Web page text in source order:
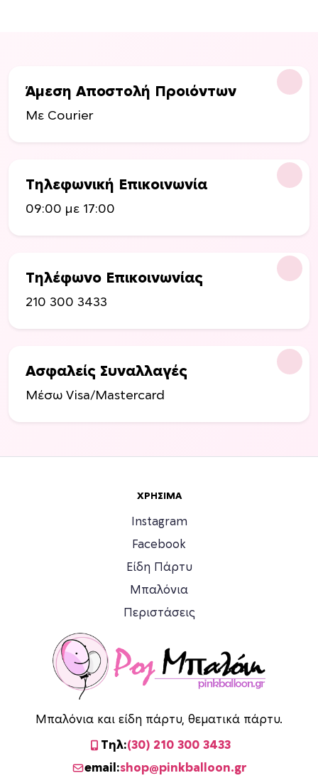
Άμεση Αποστολή Προιόντων
Με Courier
Τηλεφωνική Επικοινωνία
09:00 με 17:00
Τηλέφωνο Επικοινωνίας
210 300 3433
Ασφαλείς Συναλλαγές
Μέσω Visa/Mastercard
ΧΡΉΣΙΜΑ
Instagram
Facebook
Είδη Πάρτυ
Μπαλόνια
Περιστάσεις
Μπαλόνια και είδη πάρτυ, θεματικά πάρτυ.
Τηλ:(30) 210 300 3433
email:shop@pinkballoon.gr